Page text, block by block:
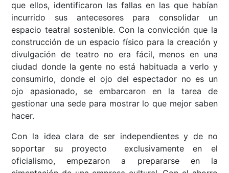
que ellos, identificaron las fallas en las que habían
incurrido sus antecesores para consolidar un
espacio teatral sostenible. Con la convicción que la
construcción de un espacio físico para la creación y
divulgación de teatro no era fácil, menos en una
ciudad donde la gente no está habituada a verlo y
consumirlo, donde el ojo del espectador no es un
ojo apasionado, se embarcaron en la tarea de
gestionar una sede para mostrar lo que mejor saben
hacer.
Con la idea clara de ser independientes y de no
soportar su proyecto exclusivamente en el
oficialismo, empezaron a prepararse en la